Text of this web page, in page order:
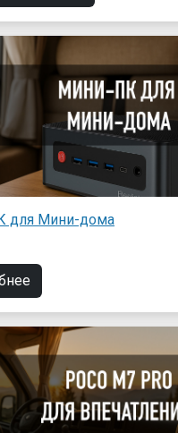
для Мини-дома